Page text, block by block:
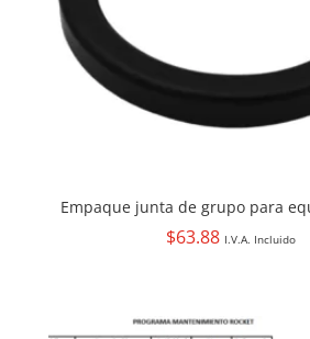
Empaque junta de grupo para
$63.88 I.V.A. Incluido